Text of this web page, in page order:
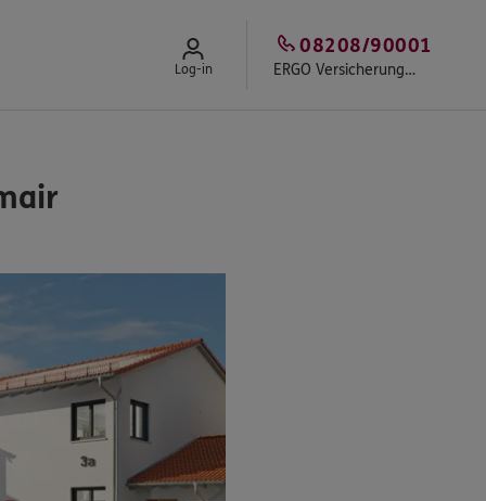
Log-in ERGO Versicherungsbüro Josef Dietmair
08208/90001